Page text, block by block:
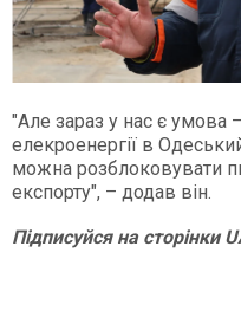
"Але зараз у нас є умова
елекроенергії в
можна розблоковувати
експорту", – додав він.
Підписуйся на сторінки